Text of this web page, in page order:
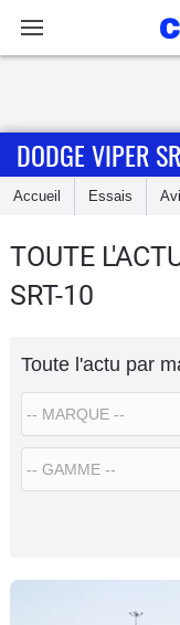
Accueil
Essais
Electriques
Utilitaires
DODGE VIPER
Accueil Essais
TOUTE
SRT-10
Toute l'actu par